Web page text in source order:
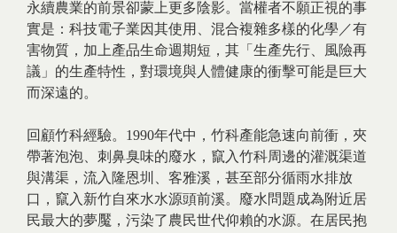
永續農業的前景卻蒙上更多陰影。當權者不願正視的事
實是：科技電子業因其使用、混合複雜多樣的化學／有
害物質，加上產品生命週期短，其「生產先行、風險再
議」的生產特性，對環境與人體健康的衝擊可能是巨大
而深遠的。
回顧竹科經驗。1990年代中，竹科產能急速向前衝，夾
帶著泡泡、刺鼻臭味的廢水，竄入竹科周邊的灌溉渠道
與溝渠，流入隆恩圳、客雅溪，甚至部分循雨水排放
口，竄入新竹自來水水源頭前溪。廢水問題成為附近居
民最大的夢魘，污染了農民世代仰賴的水源。在居民抱